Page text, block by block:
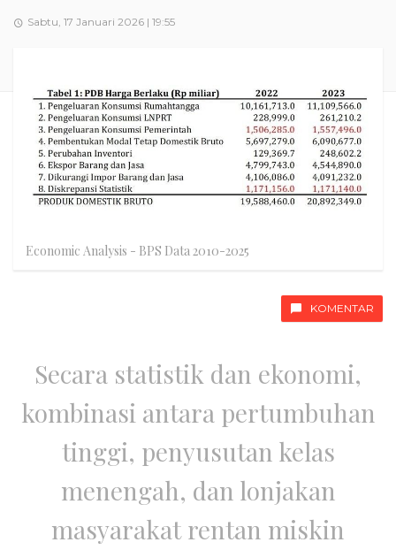
Sabtu, 17 Januari 2026 | 19:55
Economic Analysis - BPS Data 2010-2025
KOMENTAR
Secara statistik dan ekonomi,
kombinasi antara pertumbuhan
tinggi, penyusutan kelas
menengah, dan lonjakan
masyarakat rentan miskin